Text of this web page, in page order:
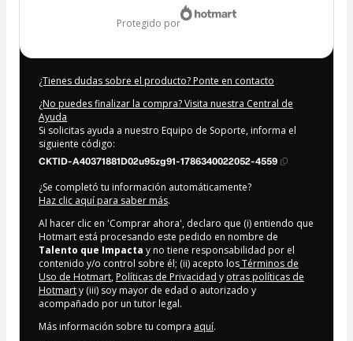
protegido por
¿Tienes dudas sobre el producto? Ponte en contacto
¿No puedes finalizar la compra? Visita nuestra Central de
Ayuda
Si solicitas ayuda a nuestro Equipo de Soporte, informa el
siguiente código:
CKTID-A40371881D02u95zg91-1786340022052-4559
¿Se completó tu información automáticamente?
Haz clic aquí para saber más.
Al hacer clic en 'Comprar ahora', declaro que (i) entiendo que
Hotmart está procesando este pedido en nombre de
Talento que Impacta y no tiene responsabilidad por el
contenido y/o control sobre él; (ii) acepto losTérminos de
Uso de Hotmart, Políticas de Privacidad y otras políticas de
Hotmarty (iii) soy mayor de edad o autorizado y
acompañado por un tutor legal.
Más información sobre tu compra aquí.